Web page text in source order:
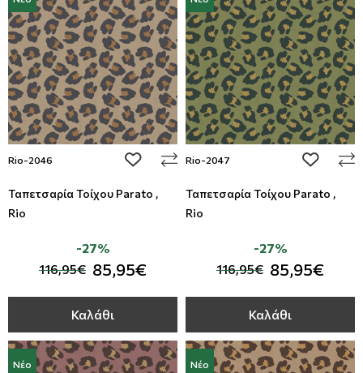
Rio-2046 add to wishlist
Ταπετσαρία Τοίχου Parato ,
Rio
116,95€ 85,95€
-27%
Καλάθι
Rio-2047 add to
Ταπετσαρία Τοίχου Parato ,
Rio
116,95€ 85,95€
-27%
Καλάθι
Νέο Νέο